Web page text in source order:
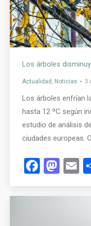
Actualidad , Noticias 3
Los árboles enfrían
hasta 12 ºC según
estudio de análisis
ciudades europeas.